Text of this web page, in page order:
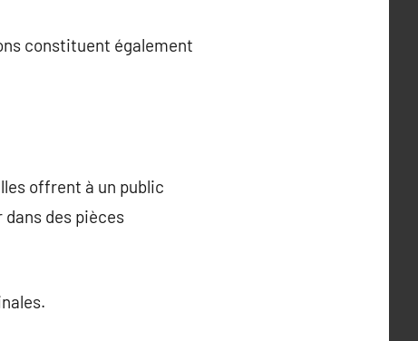
constituent également
offrent à un public
des pièces